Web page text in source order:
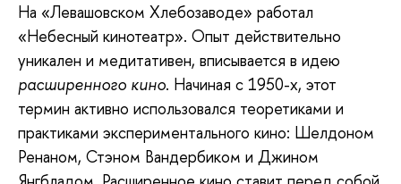
На «Левашовском Хлебозаводе» работал
«Небесный кинотеатр». Опыт действительно
уникален и медитативен, вписывается в идею
расширенного кино. Начиная с 1950-х, этот
термин активно использовался теоретиками и
практиками экспериментального кино: Шелдоном
Ренаном, Стэном Вандербиком и Джином